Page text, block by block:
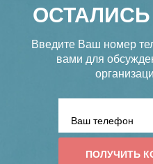
Введите Ваш номер
вами для